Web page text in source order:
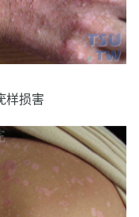
样损害